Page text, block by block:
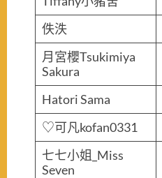
佚泆
月宮櫻Tsukimiya
Sakura
Hatori Sama
♡可凡kofan0331
七七小姐_Miss
Seven